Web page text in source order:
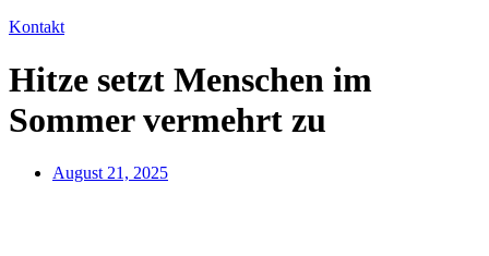
Kontakt
Hitze setzt Menschen im
Sommer vermehrt zu
August 21, 2025